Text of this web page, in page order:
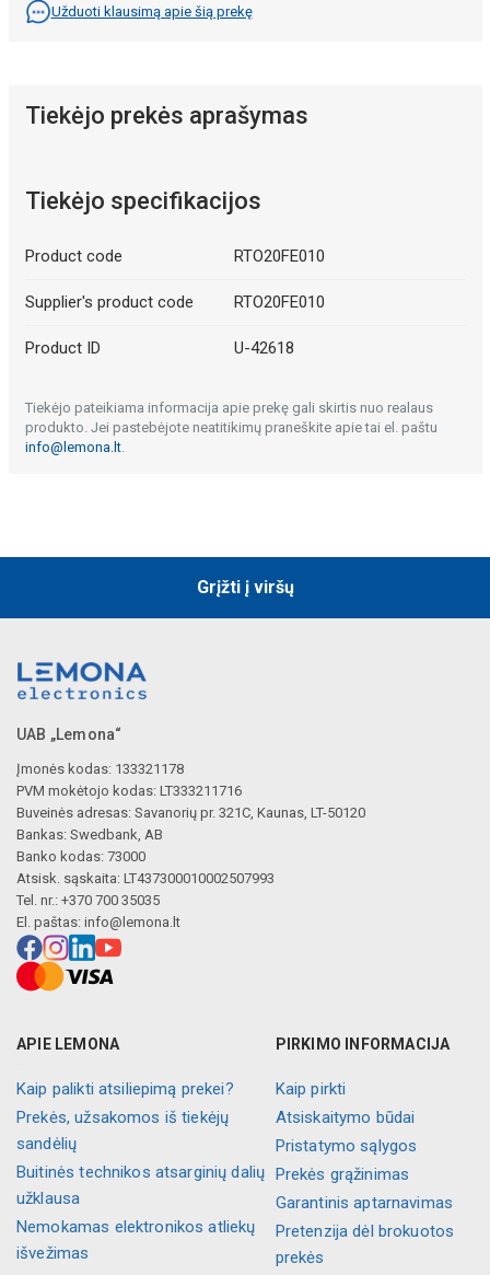
Užduoti klausimą apie šią prekę
Tiekėjo prekės aprašymas
Tiekėjo specifikacijos
Product code RTO20FE010
Supplier's product code RTO20FE010
Product ID U-42618
Tiekėjo pateikiama informacija apie prekę gali skirtis nuo realaus
produkto. Jei pastebėjote neatitikimų praneškite apie tai el. paštu
info@lemona.lt.
Grįžti į viršų
UAB „Lemona“
Įmonės kodas: 133321178
PVM mokėtojo kodas: LT333211716
Buveinės adresas: Savanorių pr. 321C, Kaunas, LT-50120
Bankas: Swedbank, AB
Banko kodas: 73000
Atsisk. sąskaita: LT437300010002507993
Tel. nr.: +370 700 35035
El. paštas: info@lemona.lt
APIE LEMONA
Kaip palikti atsiliepimą prekei?
Prekės, užsakomos iš tiekėjų
sandėlių
Buitinės technikos atsarginių dalių
užklausa
Nemokamas elektronikos atliekų
išvežimas
PIRKIMO INFORMACIJA
Kaip pirkti
Atsiskaitymo būdai
Pristatymo sąlygos
Prekės grąžinimas
Garantinis aptarnavimas
Pretenzija dėl brokuotos
prekės